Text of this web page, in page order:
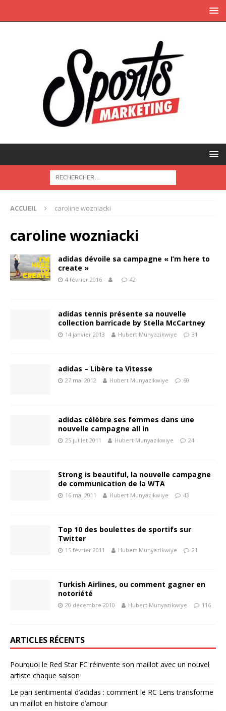
ACCUEIL caroline wozniacki
caroline wozniacki
adidas dévoile sa campagne « I’m here to
create »
4 février 2016 42
adidas tennis présente sa nouvelle
collection barricade by Stella McCartney
14 janvier 2013 Hubert Munyazikwiye 31
adidas – Libère ta Vitesse
27 mai 2012 Hubert Munyazikwiye 60
adidas célèbre ses femmes dans une
nouvelle campagne all in
25 juillet 2011 Hubert Munyazikwiye 24
Strong is beautiful, la nouvelle campagne
de communication de la WTA
16 mai 2011 Hubert Munyazikwiye 43
Top 10 des boulettes de sportifs sur
Twitter
15 février 2011 Hubert Munyazikwiye 21
Turkish Airlines, ou comment gagner en
notoriété
20 décembre 2010 Hubert Munyazikwiye 116
ARTICLES RÉCENTS
Pourquoi le Red Star FC réinvente son maillot avec un nouvel
artiste chaque saison
Le pari sentimental d’adidas : comment le RC Lens transforme
un maillot en histoire d’amour